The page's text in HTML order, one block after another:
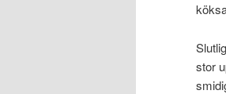
stor